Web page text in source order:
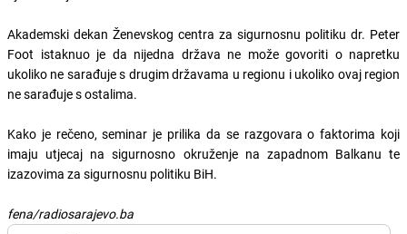
Akademski dekan Ženevskog centra za sigurnosnu politiku dr. Peter
Foot istaknuo je da nijedna država ne može govoriti o napretku
ukoliko ne sarađuje s drugim državama u regionu i ukoliko ovaj region
ne sarađuje s ostalima.
Kako je rečeno, seminar je prilika da se razgovara o faktorima koji
imaju utjecaj na sigurnosno okruženje na zapadnom Balkanu te
izazovima za sigurnosnu politiku BiH.
fena/radiosarajevo.ba